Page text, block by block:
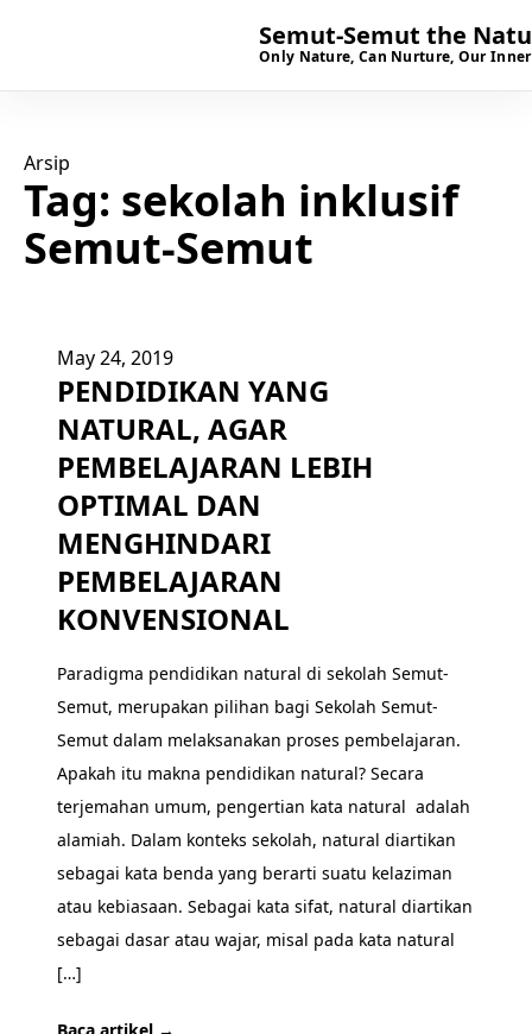
Semut-Semut the
Only Nature, Can Nurture, Our
Arsip
Tag: sekolah inklusif
Semut-Semut
May 24, 2019
PENDIDIKAN YANG
NATURAL, AGAR
PEMBELAJARAN LEBIH
OPTIMAL DAN
MENGHINDARI
PEMBELAJARAN
KONVENSIONAL
Paradigma pendidikan natural di sekolah Semut-
Semut, merupakan pilihan bagi Sekolah Semut-
Semut dalam melaksanakan proses pembelajaran.
Apakah itu makna pendidikan natural? Secara
terjemahan umum, pengertian kata natural adalah
alamiah. Dalam konteks sekolah, natural diartikan
sebagai kata benda yang berarti suatu kelaziman
atau kebiasaan. Sebagai kata sifat, natural diartikan
sebagai dasar atau wajar, misal pada kata natural
[…]